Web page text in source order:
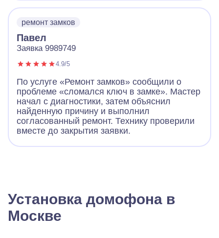
ремонт замков
Павел
Заявка 9989749
4.9/5
По услуге «Ремонт замков» сообщили о
проблеме «сломался ключ в замке». Мастер
начал с диагностики, затем объяснил
найденную причину и выполнил
согласованный ремонт. Технику проверили
вместе до закрытия заявки.
Установка домофона в
Москве